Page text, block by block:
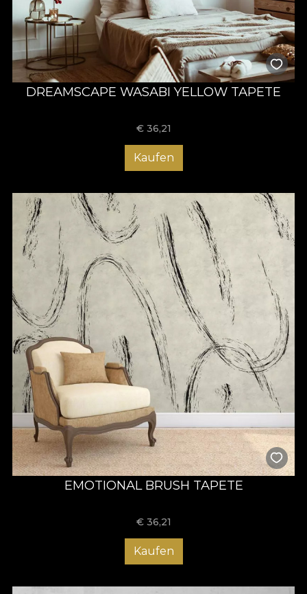
DREAMSCAPE WASABI YELLOW TAPETE
€ 36,21
Kaufen
EMOTIONAL BRUSH TAPETE
€ 36,21
Kaufen